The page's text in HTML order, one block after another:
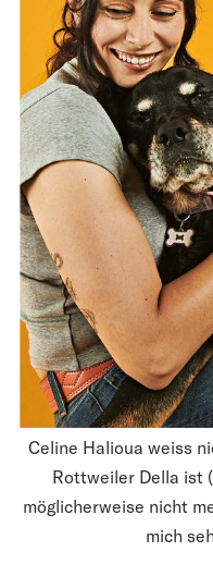
Celine Halioua weiss
Rott­weiler Della ist
möglicherweise nicht
mich